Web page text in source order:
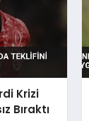
Krizi
Bıraktı